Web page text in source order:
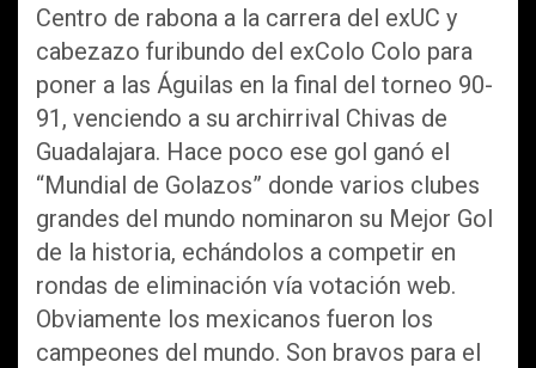
Centro de rabona a la carrera del exUC y
cabezazo furibundo del exColo Colo para
poner a las Águilas en la final del torneo 90-
91, venciendo a su archirrival Chivas de
Guadalajara. Hace poco ese gol ganó el
“Mundial de Golazos” donde varios clubes
grandes del mundo nominaron su Mejor Gol
de la historia, echándolos a competir en
rondas de eliminación vía votación web.
Obviamente los mexicanos fueron los
campeones del mundo. Son bravos para el